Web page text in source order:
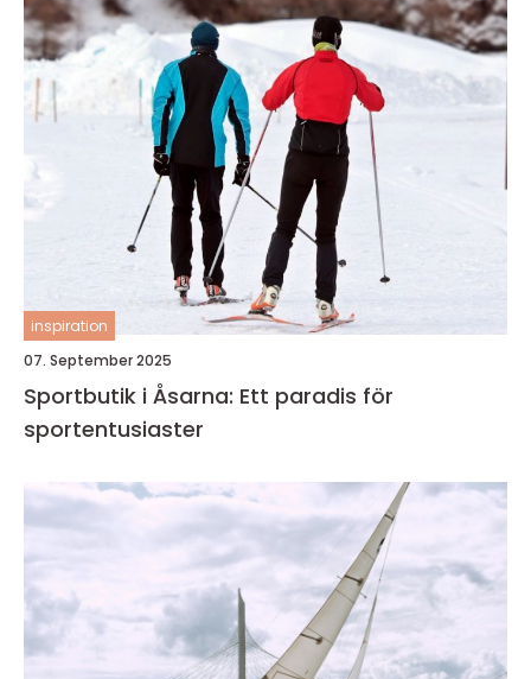
inspiration
07. September 2025
Sportbutik i Åsarna: Ett paradis för
sportentusiaster